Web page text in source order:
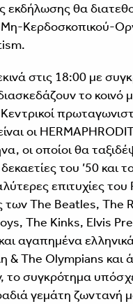
εκδήλωσης θα
Μη-Κερδοσκοπικού-
στις 18:00 με
το κοινό
οι
οι οποίοι θα
του ’50 και
επιτυχίες του
των The Beatles, The
The Kinks, Elvis
αγαπημένα
& The Olympians και
το συγκρότημα
γεμάτη ζωντανή